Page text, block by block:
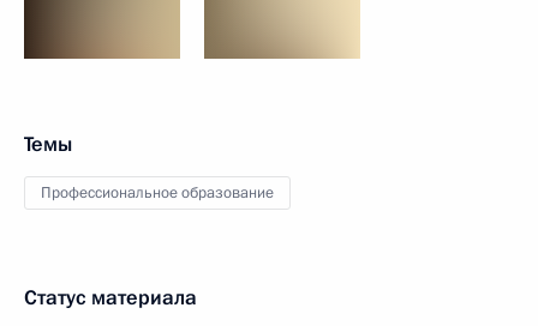
Темы
Профессиональное образование
Статус материала